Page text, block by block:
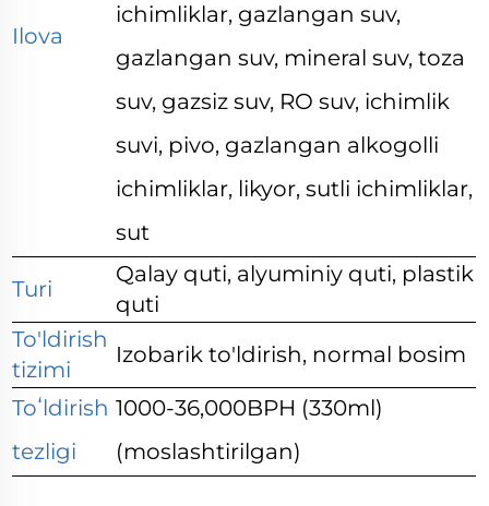
Ilova
ichimliklar, gazlangan suv,
gazlangan suv, mineral suv, toza
suv, gazsiz suv, RO suv, ichimlik
suvi, pivo, gazlangan alkogolli
ichimliklar, likyor, sutli ichimliklar,
sut
Turi
Qalay quti, alyuminiy quti, plastik
quti
To'ldirish
tizimi
Izobarik to'ldirish, normal bosim
Toʻldirish
tezligi
1000-36,000BPH (330ml)
(moslashtirilgan)